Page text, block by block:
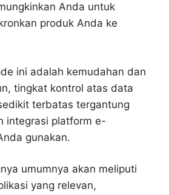
Anda untuk
produk Anda ke
ini adalah kemudahan dan
tingkat kontrol atas data
terbatas tergantung
integrasi platform e-
gunakan.
umumnya akan meliputi
yang relevan,